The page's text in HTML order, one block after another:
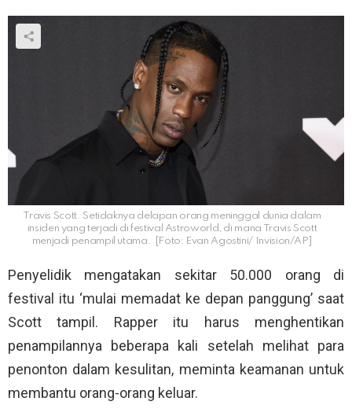
Travis Scott. Setidaknya delapan orang meninggal dunia dalam
insiden yang terjadi di festival Astroworld, di mana Travis Scott
menjadi penampil utama. [Foto: Evan Agostini/ Invision/AP]
Penyelidik mengatakan sekitar 50.000 orang di
festival itu ‘mulai memadat ke depan panggung’ saat
Scott tampil. Rapper itu harus menghentikan
penampilannya beberapa kali setelah melihat para
penonton dalam kesulitan, meminta keamanan untuk
membantu orang-orang keluar.